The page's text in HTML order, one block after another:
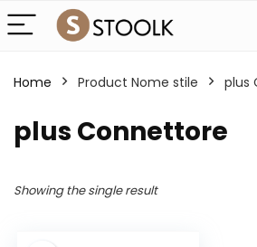
Home Product Nome stile plus
plus Connettore
Showing the single result